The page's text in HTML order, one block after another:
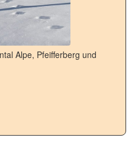
Alpe, Pfeifferberg und